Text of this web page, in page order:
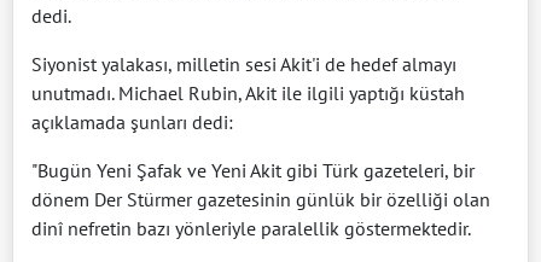
dedi.
Siyonist yalakası, milletin sesi Akit'i de hedef almayı
unutmadı. Michael Rubin, Akit ile ilgili yaptığı küstah
açıklamada şunları dedi:
"Bugün Yeni Şafak ve Yeni Akit gibi Türk gazeteleri, bir
dönem Der Stürmer gazetesinin günlük bir özelliği olan
dinî nefretin bazı yönleriyle paralellik göstermektedir.